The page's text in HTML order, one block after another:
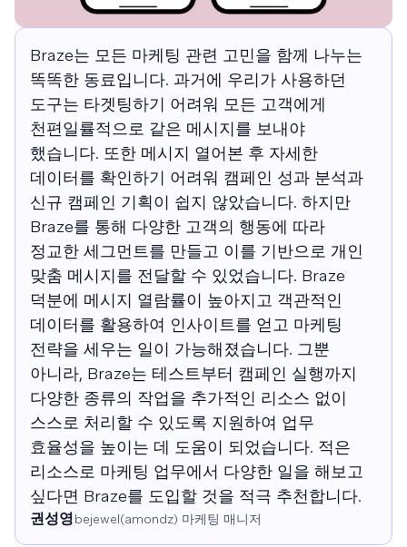
Braze는 모든 마케팅 관련 고민을 함께 나누는
똑똑한 동료입니다. 과거에 우리가 사용하던
도구는 타겟팅하기 어려워 모든 고객에게
천편일률적으로 같은 메시지를 보내야
했습니다. 또한 메시지 열어본 후 자세한
데이터를 확인하기 어려워 캠페인 성과 분석과
신규 캠페인 기획이 쉽지 않았습니다. 하지만
Braze를 통해 다양한 고객의 행동에 따라
정교한 세그먼트를 만들고 이를 기반으로 개인
맞춤 메시지를 전달할 수 있었습니다. Braze
덕분에 메시지 열람률이 높아지고 객관적인
데이터를 활용하여 인사이트를 얻고 마케팅
전략을 세우는 일이 가능해졌습니다. 그뿐
아니라, Braze는 테스트부터 캠페인 실행까지
다양한 종류의 작업을 추가적인 리소스 없이
스스로 처리할 수 있도록 지원하여 업무
효율성을 높이는 데 도움이 되었습니다. 적은
리소스로 마케팅 업무에서 다양한 일을 해보고
싶다면 Braze를 도입할 것을 적극 추천합니다.
권성영bejewel(amondz) 마케팅 매니저